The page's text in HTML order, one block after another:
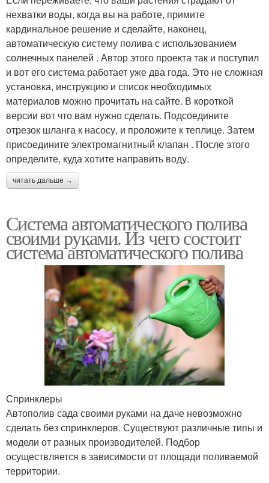
нехватки воды, когда вы на работе, примите
кардинальное решение и сделайте, наконец,
автоматическую систему полива с использованием
солнечных панелей . Автор этого проекта так и поступил
и вот его система работает уже два года. Это не сложная
установка, инструкцию и список необходимых
материалов можно прочитать на сайте. В короткой
версии вот что вам нужно сделать. Подсоедините
отрезок шланга к насосу, и проложите к теплице. Затем
присоедините электромагнитный клапан . После этого
определите, куда хотите направить воду.
читать дальше →
Система автоматического полива
своими руками. Из чего состоит
система автоматического полива
Спринклеры
Автополив сада своими руками на даче невозможно
сделать без спринклеров. Существуют различные типы и
модели от разных производителей. Подбор
осуществляется в зависимости от площади поливаемой
территории.